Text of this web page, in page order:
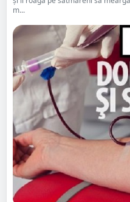
m...